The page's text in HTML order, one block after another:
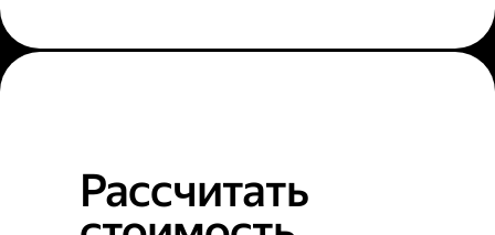
Рассчитать